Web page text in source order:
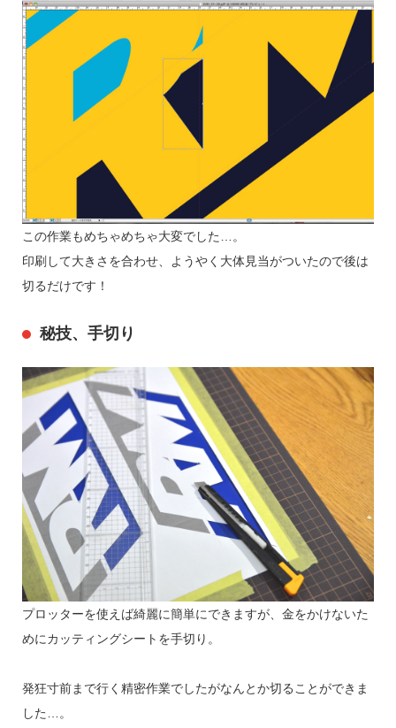
この作業もめちゃめちゃ大変でした…。
印刷して大きさを合わせ、ようやく大体見当がついたので後は
切るだけです！
秘技、手切り
プロッターを使えば綺麗に簡単にできますが、金をかけないた
めにカッティングシートを手切り。
発狂寸前まで行く精密作業でしたがなんとか切ることができま
した…。